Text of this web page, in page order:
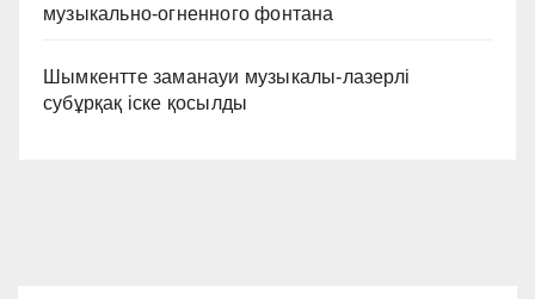
музыкально-огненного фонтана
Шымкентте заманауи музыкалы-лазерлі
субұрқақ іске қосылды